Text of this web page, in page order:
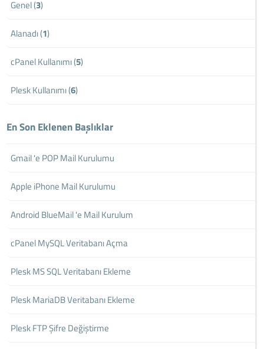
Genel (3)
Alanadı (1)
cPanel Kullanımı (5)
Plesk Kullanımı (6)
En Son Eklenen Başlıklar
Gmail 'e POP Mail Kurulumu
Apple iPhone Mail Kurulumu
Android BlueMail 'e Mail Kurulum
cPanel MySQL Veritabanı Açma
Plesk MS SQL Veritabanı Ekleme
Plesk MariaDB Veritabanı Ekleme
Plesk FTP Şifre Değiştirme